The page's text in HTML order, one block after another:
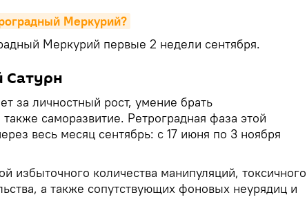
Меркурий?
Меркурий первые 2 недели сентября.
Сатурн
за личностный рост, умение брать
также саморазвитие. Ретроградная фаза этой
весь месяц сентябрь: с 17 июня по 3 ноября
избыточного количества манипуляций, токсичного
а также сопутствующих фоновых неурядиц и